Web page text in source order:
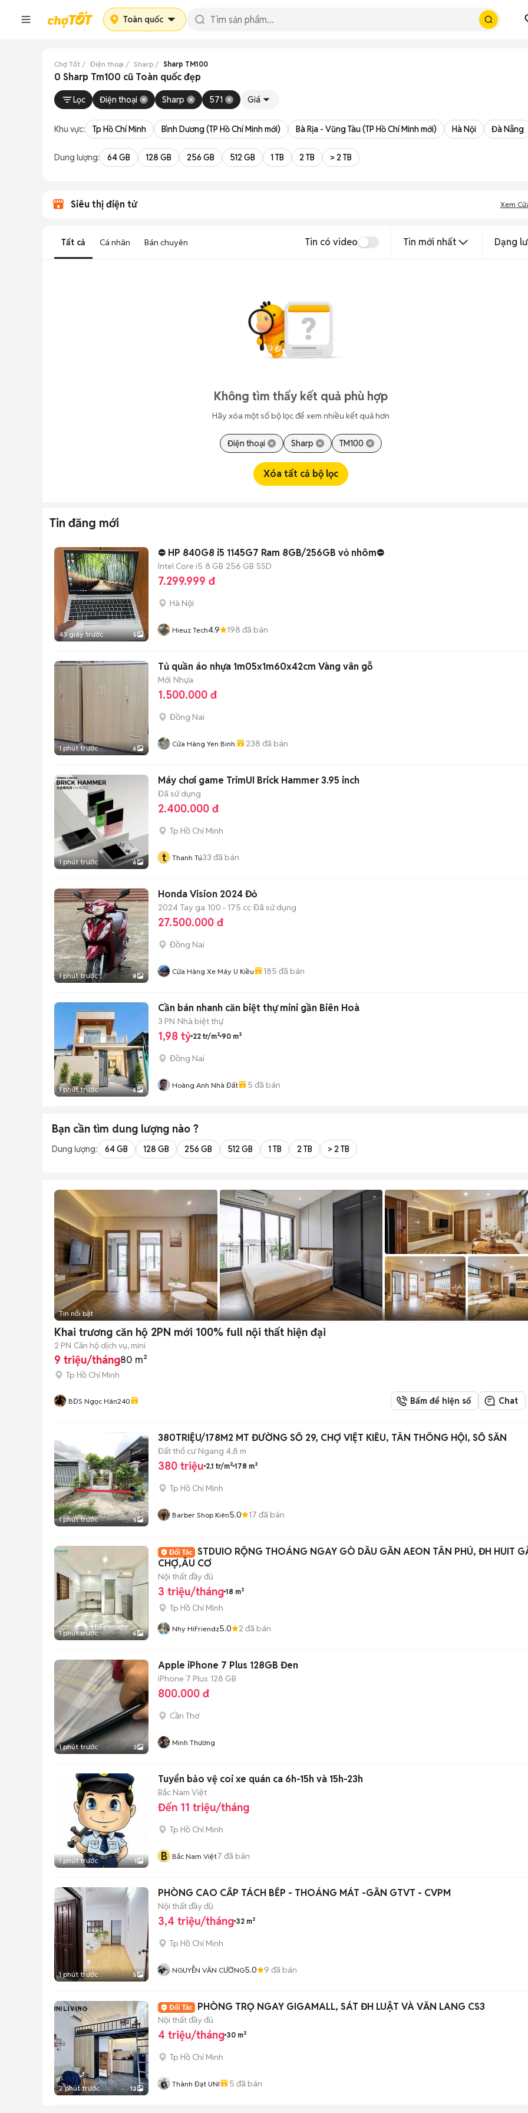
Toàn quốc
Chợ Tốt Điện thoại Sharp Sharp TM100
0 Sharp Tm100 cũ Toàn quốc đẹp
Lọc Điện thoại Sharp 571 Giá
Khu vực: Tp Hồ Chí Minh Bình Dương (TP Hồ Chí Minh mới) Bà Rịa - Vũng Tàu (TP Hồ Chí Minh mới) Hà Nội Đà Nẵng
Dung lượng: 64 GB 128 GB 256 GB 512 GB 1 TB 2 TB > 2 TB
Siêu thị điện tử Xem
Tất cả Cá nhân Bán chuyên Tin có video Tin mới nhất Dạng
Không tìm thấy kết quả phù hợp
Hãy xóa một số bộ lọc để xem nhiều kết quả hơn
Điện thoại Sharp TM100
Xóa tất cả bộ lọc
Tin đăng mới
43 giây trước 5
⛔️ HP 840G8 i5 1145G7 Ram 8GB/256GB vỏ nhôm⛔️
Intel Core i5 8 GB 256 GB SSD
7.299.999 đ
Hà Nội
Hieuz Tech4.9 198 đã bán
1 phút trước 6
Tủ quần áo nhựa 1m05x1m60x42cm Vàng vân gỗ
Mới Nhựa
1.500.000 đ
Đồng Nai
Cửa Hàng Yen Binh. 238 đã bán
1 phút trước 6
Máy chơi game TrimUI Brick Hammer 3.95 inch
Đã sử dụng
2.400.000 đ
Tp Hồ Chí Minh
t Thanh Tú33 đã bán
1 phút trước 8
Honda Vision 2024 Đỏ
2024 Tay ga 100 - 175 cc Đã sử dụng
27.500.000 đ
Đồng Nai
Cửa Hàng Xe Máy U Kiều 185 đã bán
1 phút trước 6
Cần bán nhanh căn biệt thự mini gần Biên Hoà
3 PN Nhà biệt thự
1,98 tỷ 22 tr/m² 90 m²
Đồng Nai
Hoàng Anh Nhà Đất 5 đã bán
Bạn cần tìm dung lượng nào ?
Dung lượng: 64 GB 128 GB 256 GB 512 GB 1 TB 2 TB > 2 TB
Tin nổi bật
Khai trương căn hộ 2PN mới 100% full nội thất hiện đại
2 PN Căn hộ dịch vụ, mini
9 triệu/tháng80 m²
Tp Hồ Chí Minh
BĐS Ngọc Hân240 Bấm để hiện số Chat
1 phút trước 5
380TRIỆU/178M2 MT ĐƯỜNG SỐ 29, CHỢ VIỆT KIỀU, TÂN THÔNG HỘI, SỔ SẴN
Đất thổ cư Ngang 4,8 m
380 triệu 2,1 tr/m² 178 m²
Tp Hồ Chí Minh
Barber Shop Kiên5.0 17 đã bán
1 phút trước 6
STDUIO RỘNG THOÁNG NGAY GÒ DẦU GẦN AEON TÂN PHÚ, ĐH HUIT
CHỢ,ÂU CƠ
Nội thất đầy đủ
3 triệu/tháng 18 m²
Tp Hồ Chí Minh
Nhy HiFriendz5.0 2 đã bán
1 phút trước 3
Apple iPhone 7 Plus 128GB Đen
iPhone 7 Plus 128 GB
800.000 đ
Cần Thơ
Minh Thương
1 phút trước 1
Tuyển bảo vệ coi xe quán ca 6h-15h và 15h-23h
Bắc Nam Việt
Đến 11 triệu/tháng
Tp Hồ Chí Minh
B Bắc Nam Việt7 đã bán
1 phút trước 5
PHÒNG CAO CẤP TÁCH BẾP - THOÁNG MÁT -GẦN GTVT - CVPM
Nội thất đầy đủ
3,4 triệu/tháng 32 m²
Tp Hồ Chí Minh
NGUYỄN VĂN CƯỜNG5.0 9 đã bán
2 phút trước 12
PHÒNG TRỌ NGAY GIGAMALL, SÁT ĐH LUẬT VÀ VĂN LANG CS3
Nội thất đầy đủ
4 triệu/tháng 30 m²
Tp Hồ Chí Minh
Thành Đạt UNI 5 đã bán